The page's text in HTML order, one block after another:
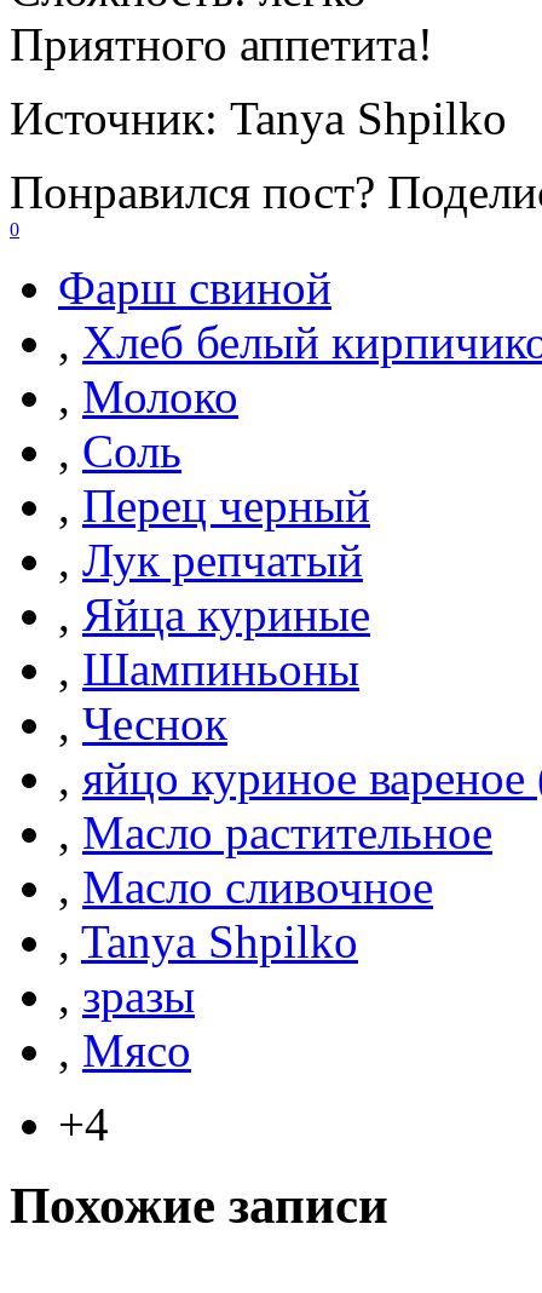
Приятного аппетита!
Источник: Tanya Shpilko
Понравился пост?
0
Фарш свиной
, Хлеб белый
, Молоко
, Соль
, Перец черный
, Лук репчатый
, Яйца куриные
, Шампиньоны
, Чеснок
, яйцо куриное
, Масло растительное
, Масло сливочное
, Tanya Shpilko
, зразы
, Мясо
+4
Похожие записи